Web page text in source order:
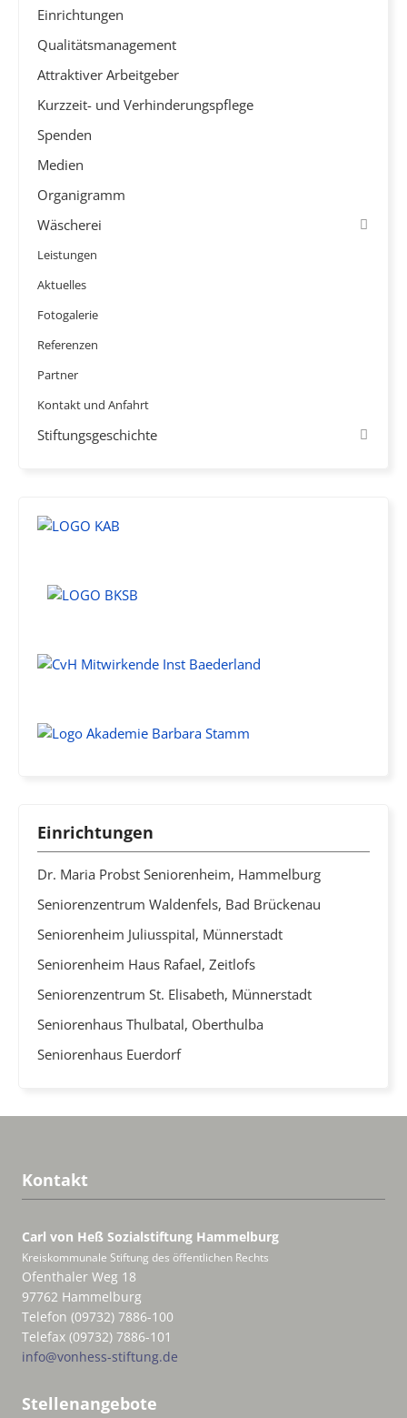
Einrichtungen
Qualitätsmanagement
Attraktiver Arbeitgeber
Kurzzeit- und Verhinderungspflege
Spenden
Medien
Organigramm
Wäscherei
Leistungen
Aktuelles
Fotogalerie
Referenzen
Partner
Kontakt und Anfahrt
Stiftungsgeschichte
Einrichtungen
Dr. Maria Probst Seniorenheim, Hammelburg
Seniorenzentrum Waldenfels, Bad Brückenau
Seniorenheim Juliusspital, Münnerstadt
Seniorenheim Haus Rafael, Zeitlofs
Seniorenzentrum St. Elisabeth, Münnerstadt
Seniorenhaus Thulbatal, Oberthulba
Seniorenhaus Euerdorf
Kontakt
Carl von Heß Sozialstiftung Hammelburg
Kreiskommunale Stiftung des öffentlichen Rechts
Ofenthaler Weg 18
97762 Hammelburg
Telefon (09732) 7886-100
Telefax (09732) 7886-101
info@vonhess-stiftung.de
Stellenangebote